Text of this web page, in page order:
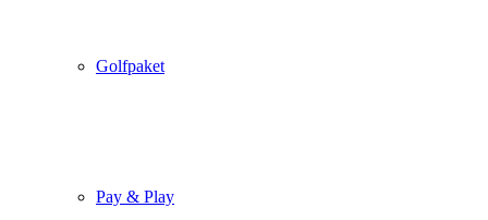
Golfpaket
Pay & Play